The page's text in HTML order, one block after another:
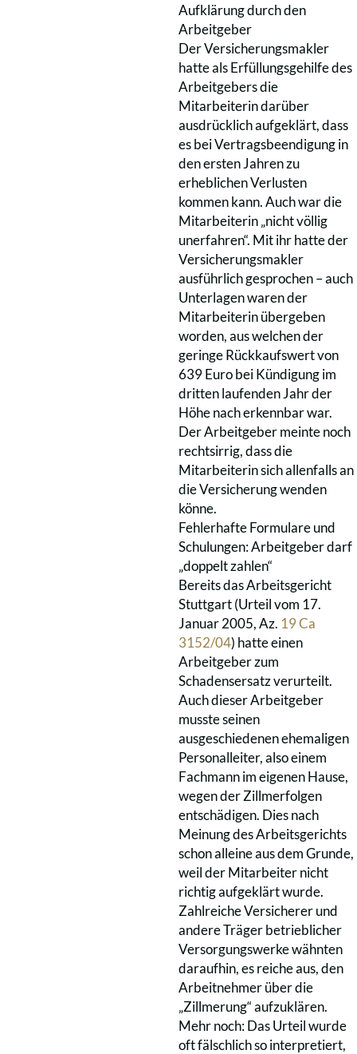
Aufklärung durch den
Arbeitgeber
Der Versicherungsmakler
hatte als Erfüllungsgehilfe des
Arbeitgebers die
Mitarbeiterin darüber
ausdrücklich aufgeklärt, dass
es bei Vertragsbeendigung in
den ersten Jahren zu
erheblichen Verlusten
kommen kann. Auch war die
Mitarbeiterin „nicht völlig
unerfahren“. Mit ihr hatte der
Versicherungsmakler
ausführlich gesprochen – auch
Unterlagen waren der
Mitarbeiterin übergeben
worden, aus welchen der
geringe Rückkaufswert von
639 Euro bei Kündigung im
dritten laufenden Jahr der
Höhe nach erkennbar war.
Der Arbeitgeber meinte noch
rechtsirrig, dass die
Mitarbeiterin sich allenfalls an
die Versicherung wenden
könne.
Fehlerhafte Formulare und
Schulungen: Arbeitgeber darf
„doppelt zahlen“
Bereits das Arbeitsgericht
Stuttgart (Urteil vom 17.
Januar 2005, Az. 19 Ca
3152/04) hatte einen
Arbeitgeber zum
Schadensersatz verurteilt.
Auch dieser Arbeitgeber
musste seinen
ausgeschiedenen ehemaligen
Personalleiter, also einem
Fachmann im eigenen Hause,
wegen der Zillmerfolgen
entschädigen. Dies nach
Meinung des Arbeitsgerichts
schon alleine aus dem Grunde,
weil der Mitarbeiter nicht
richtig aufgeklärt wurde.
Zahlreiche Versicherer und
andere Träger betrieblicher
Versorgungswerke wähnten
daraufhin, es reiche aus, den
Arbeitnehmer über die
„Zillmerung“ aufzuklären.
Mehr noch: Das Urteil wurde
oft fälschlich so interpretiert,